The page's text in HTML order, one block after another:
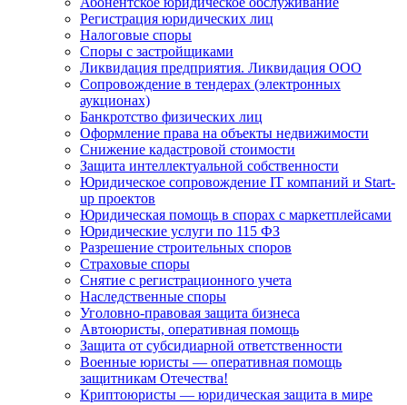
Регистрация юридических лиц
Налоговые споры
Споры с застройщиками
Ликвидация предприятия. Ликвидация ООО
Сопровождение в тендерах (электронных
аукционах)
Банкротство физических лиц
Оформление права на объекты недвижимости
Снижение кадастровой стоимости
Защита интеллектуальной собственности
Юридическое сопровождение IT компаний и Start-
up проектов
Юридическая помощь в спорах с маркетплейсами
Юридические услуги по 115 ФЗ
Разрешение строительных споров
Страховые споры
Снятие с регистрационного учета
Наследственные споры
Уголовно-правовая защита бизнеса
Автоюристы, оперативная помощь
Защита от субсидиарной ответственности
Военные юристы — оперативная помощь
защитникам Отечества!
Криптоюристы — юридическая защита в мире